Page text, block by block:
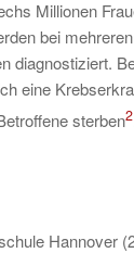
Millionen
bei
diagnostiziert.
eine
sterben2
Hannover